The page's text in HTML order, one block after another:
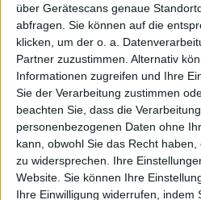
über Gerätescans genaue
abfragen. Sie können auf die
klicken, um der o. a.
Partner zuzustimmen. Alternativ
Informationen zugreifen und Ihre
Sie der Verarbeitung zustimmen
beachten Sie, dass die
personenbezogenen Daten ohne
kann, obwohl Sie das Recht
zu widersprechen. Ihre
Website. Sie können Ihre
Ihre Einwilligung widerrufen, indem
zufrieden mit der Arbeit von
Unsere Ziele waren eine faire
finanzieller Hintergrund, gute
Möglichkeit mit großartigen
Massacre waren das erste Label,
anbot, es war gut und wir
sehr zufrieden mit ihnen, ich
es läuft, wenn das Album
keine Angst.